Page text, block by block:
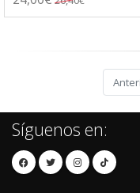
Síguenos en: